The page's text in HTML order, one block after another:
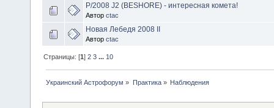
P/2008 J2 (BESHORE) - интересная комета!
Автор ctac
Новая Лебедя 2008 II
Автор ctac
Страницы: [1]2 3 ... 10
Украинский Астрофорум » Практика» Наблюдения